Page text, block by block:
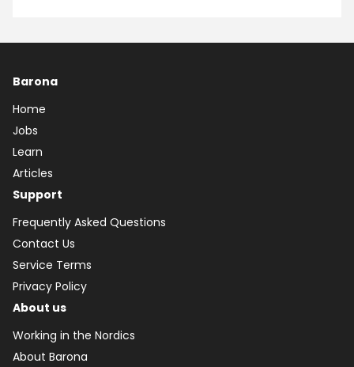
Barona
Home
Jobs
Learn
Articles
Support
Frequently Asked Questions
Contact Us
Service Terms
Privacy Policy
About us
Working in the Nordics
About Barona